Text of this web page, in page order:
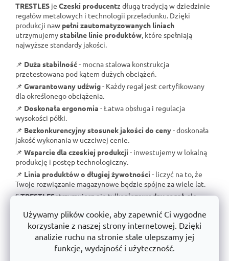
Używamy plików cookie, aby zapewnić Ci wygodne
korzystanie z naszej strony internetowej. Dzięki
analizie ruchu na stronie stale ulepszamy jej
funkcje, wydajność i użyteczność.
TRESTLES je Czeski producentz długą tradycją w dziedzinie
regałów metalowych i technologii przeładunku. Dzięki
produkcji naw pełni zautomatyzowanych liniach
utrzymujemystabilne linie produktów , które spełniają
najwyższe standardy jakości.
📌 Duża stabilność- mocna stalowa konstrukcja
przetestowana pod kątem dużych obciążeń.
📌 Gwarantowany udźwig- Każdy regał jest certyfikowany
dla określonego obciążenia.
📌 Doskonała ergonomia - Łatwa obsługa i regulacja
wysokości półki.
📌 Bezkonkurencyjny stosunek jakości do ceny- doskonała
jakość wykonania w uczciwej cenie.
📌 Wsparcie dla czeskiej produkcji - inwestujemy w lokalną
produkcję i postęp technologiczny.
📌 Linia produktów o długiej żywotności - liczyć na to, że
Twoje rozwiązanie magazynowe będzie spójne za wiele lat.
STRESTLESotrzymujesz nie tylkoniezawodny regał, ale
produktów.
Ważne wskazówki dotyczące bezpiecznego i
skutecznego użytkowania: